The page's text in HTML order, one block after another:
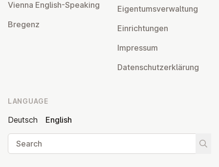
Vienna English-Speaking
Bregenz
Ei­gentums­ver­wal­tung
Ein­rich­tun­gen
Impressum
Datens­chutzerklärung
LANGUAGE
Deutsch
English
Search